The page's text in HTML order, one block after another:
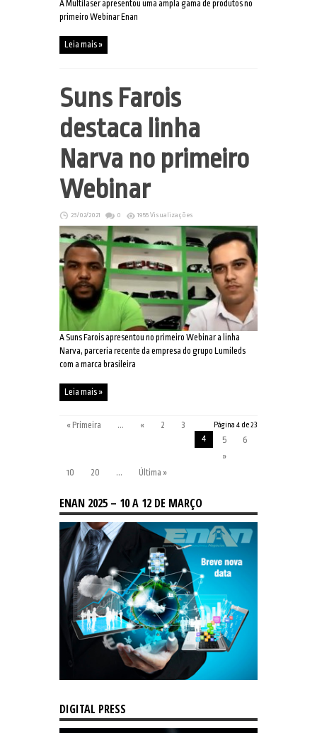
A Multilaser apresentou uma ampla gama de produtos no
primeiro Webinar Enan
Leia mais »
Suns Farois
destaca linha
Narva no primeiro
Webinar
23/02/2021 0 1955 Visualizações
A Suns Farois apresentou no primeiro Webinar a linha
Narva, parceria recente da empresa do grupo Lumileds
com a marca brasileira
Leia mais »
Página 4 de 23
« Primeira ... « 2
3
4
5
6
»
10
20 ... Última »
ENAN 2025 – 10 A 12 DE MARÇO
DIGITAL PRESS